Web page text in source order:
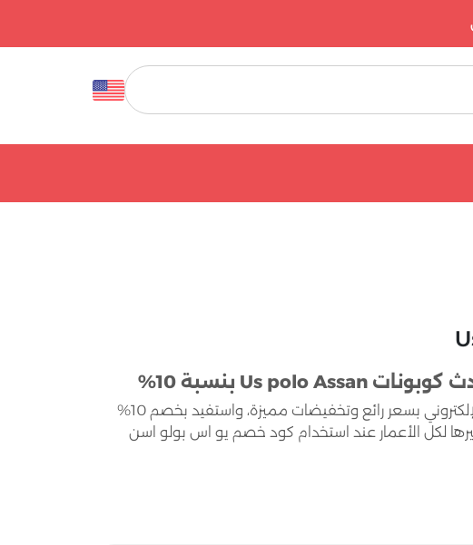
اطلب الآن إطلالات الموسم من يو اس بولو اسن الإلكتروني بسعر رائع وتخفيضات مميزة، واستفيد بخصم 10%
لكل الأعمار عند استخدام كود خصم يو اس بولو اسن